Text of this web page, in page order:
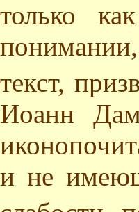
только
текст,
Иоанн
и не